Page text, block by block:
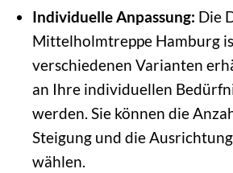
Individuelle Anpassung: Die
Mittelholmtreppe Hamburg
verschiedenen Varianten
an Ihre individuellen
werden. Sie können die
Steigung und die
wählen.